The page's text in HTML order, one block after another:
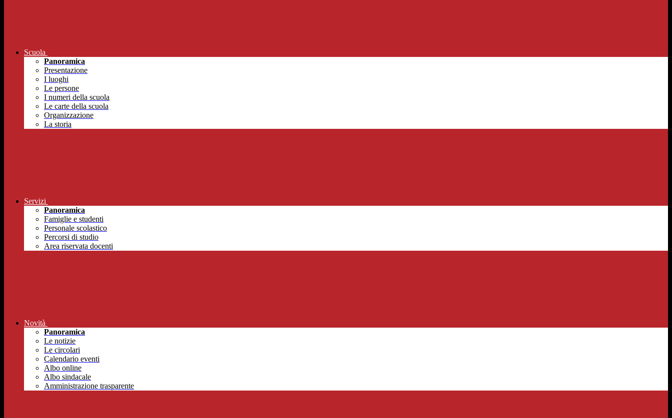
Scuola
Panoramica
Presentazione
I luoghi
Le persone
I numeri della scuola
Le carte della scuola
Organizzazione
La storia
Servizi
Panoramica
Famiglie e studenti
Personale scolastico
Percorsi di studio
Area riservata docenti
Novità
Panoramica
Le notizie
Le circolari
Calendario eventi
Albo online
Albo sindacale
Amministrazione trasparente